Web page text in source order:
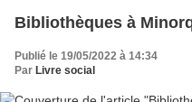
Bibliothèques à
Publié le 19/05/2022 à 14:34
Par Livre social